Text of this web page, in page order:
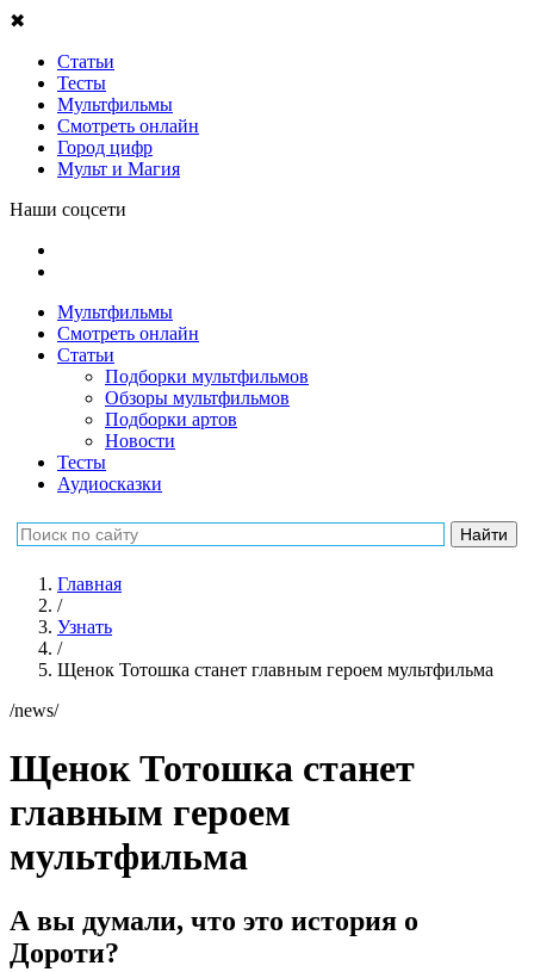
✖
Статьи
Тесты
Мультфильмы
Смотреть онлайн
Город цифр
Мульт и Магия
Наши соцсети
Мультфильмы
Смотреть онлайн
Статьи
Подборки мультфильмов
Обзоры мультфильмов
Подборки артов
Новости
Тесты
Аудиосказки
Главная
/
Узнать
/
Щенок Тотошка станет главным героем мультфильма
/news/
Щенок Тотошка станет
главным героем
мультфильма
А вы думали, что это история о
Дороти?